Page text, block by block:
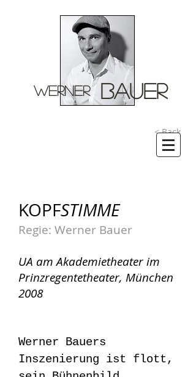
WERNER BAUER
< Back
KOPFSTIMME
Regie: Werner Bauer
UA am Akademietheater im
Prinzregentetheater, München
2008
Werner Bauers
Inszenierung ist flott,